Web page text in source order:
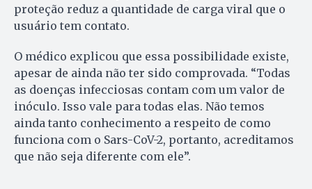
proteção reduz a quantidade de carga viral que o
usuário tem contato.
O médico explicou que essa possibilidade existe,
apesar de ainda não ter sido comprovada. “Todas
as doenças infecciosas contam com um valor de
inóculo. Isso vale para todas elas. Não temos
ainda tanto conhecimento a respeito de como
funciona com o Sars-CoV-2, portanto, acreditamos
que não seja diferente com ele”.